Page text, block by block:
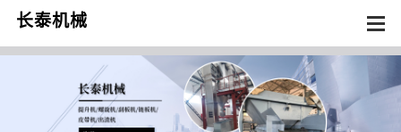
长泰机械